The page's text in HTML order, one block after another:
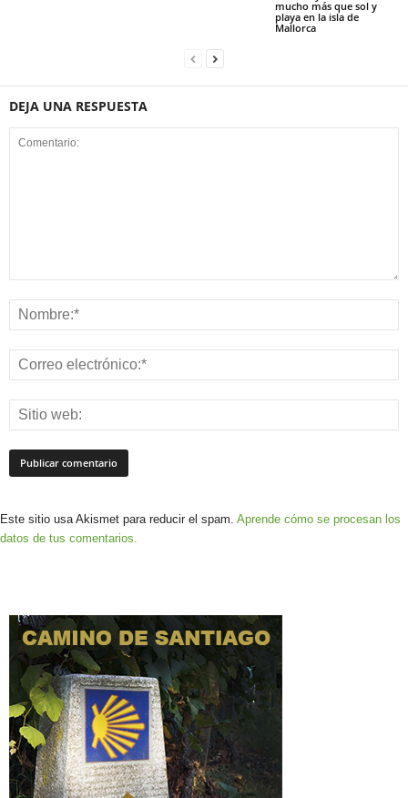
mucho más que sol y
playa en la isla de
Mallorca
DEJA UNA RESPUESTA
Este sitio usa Akismet para reducir el spam. Aprende cómo se procesan los
datos de tus comentarios.